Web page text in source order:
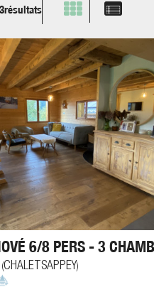
résultats
6/8 PERS - 3
(CHALETSAPPEY)